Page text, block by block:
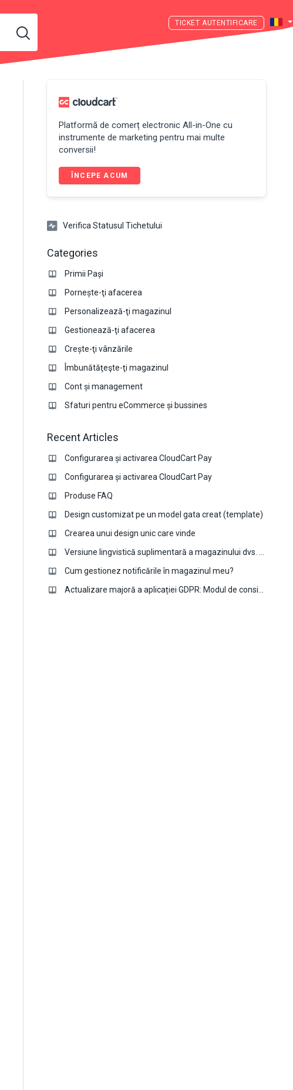
AUTENTIFICARE
Platformă de comerț electronic All-in-One cu
instrumente de marketing pentru mai multe
conversii!
ÎNCEPE ACUM
Verifica Statusul Tichetului
Categories
Primii Pași
Pornește-ţi afacerea
Personalizează-ţi magazinul
Gestionează-ţi afacerea
Crește-ţi vânzările
Îmbunătăţeşte-ţi magazinul
Cont și management
Sfaturi pentru eCommerce și bussines
Recent Articles
Configurarea și activarea CloudCart Pay
Configurarea și activarea CloudCart Pay
Produse FAQ
Design customizat pe un model gata creat (template)
Crearea unui design unic care vinde
Cum gestionez notificările în magazinul meu?